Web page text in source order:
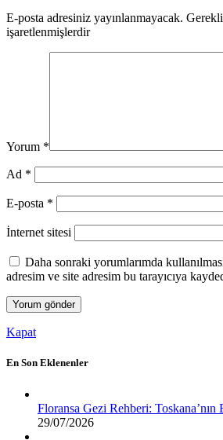
E-posta adresiniz yayınlanmayacak.
işaretlenmişlerdir
Yorum *
Ad *
E-posta *
İnternet sitesi
Daha sonraki yorumlarımda
adresim ve site adresim bu tarayıcıya
Kapat
En Son Eklenenler
Floransa Gezi Rehberi: Toskana’nın
29/07/2026